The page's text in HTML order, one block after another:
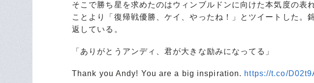
そこで勝ち星を求めたのはウィンブルドンに向けた本気度の表
ことより「復帰戦優勝、ケイ、やったね！」とツイートした。
返している。
「ありがとうアンディ、君が大きな励みになってる」
Thank you Andy! You are a big inspiration. https://t.co/